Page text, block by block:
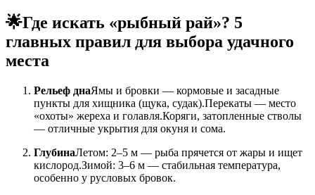
🌟Где искать «рыбный рай»? 5
главных правил для выбора удачного
места
Рельеф днаЯмы и бровки — кормовые и засадные
пункты для хищника (щука, судак).Перекаты — место
«охоты» жереха и голавля.Коряги, затопленные стволы
— отличные укрытия для окуня и сома.
ГлубинаЛетом: 2–5 м — рыба прячется от жары и ищет
кислород.Зимой: 3–6 м — стабильная температура,
особенно у русловых бровок.